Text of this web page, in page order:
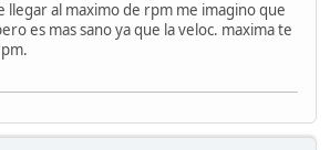
llegar al maximo de rpm me imagino que
es mas sano ya que la veloc. maxima te